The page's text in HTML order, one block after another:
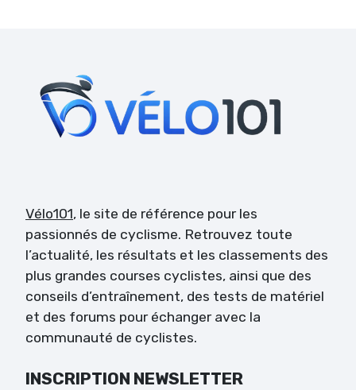
Vélo101, le site de référence pour les
passionnés de cyclisme. Retrouvez toute
l’actualité, les résultats et les classements des
plus grandes courses cyclistes, ainsi que des
conseils d’entraînement, des tests de matériel
et des forums pour échanger avec la
communauté de cyclistes.
INSCRIPTION NEWSLETTER